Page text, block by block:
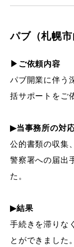
パブ（札幌市
▶ご依頼内容
パブ開業に伴う
括サポートをご
▶当事務所の対
公的書類の収集
警察署への届出
た。
▶結果
手続きを滞りな
とができました。